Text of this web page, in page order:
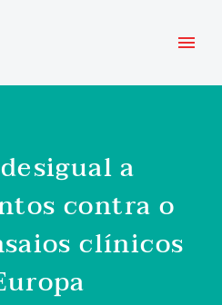
a
contra o
clínicos